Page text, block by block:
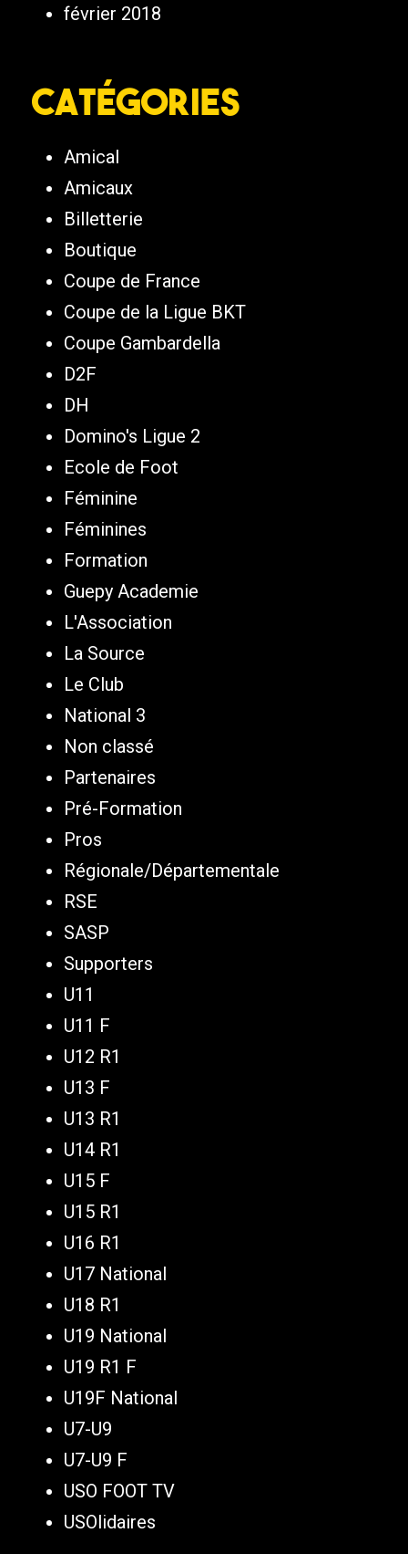
février 2018
Catégories
Amical
Amicaux
Billetterie
Boutique
Coupe de France
Coupe de la Ligue BKT
Coupe Gambardella
D2F
DH
Domino's Ligue 2
Ecole de Foot
Féminine
Féminines
Formation
Guepy Academie
L'Association
La Source
Le Club
National 3
Non classé
Partenaires
Pré-Formation
Pros
Régionale/Départementale
RSE
SASP
Supporters
U11
U11 F
U12 R1
U13 F
U13 R1
U14 R1
U15 F
U15 R1
U16 R1
U17 National
U18 R1
U19 National
U19 R1 F
U19F National
U7-U9
U7-U9 F
USO FOOT TV
USOlidaires